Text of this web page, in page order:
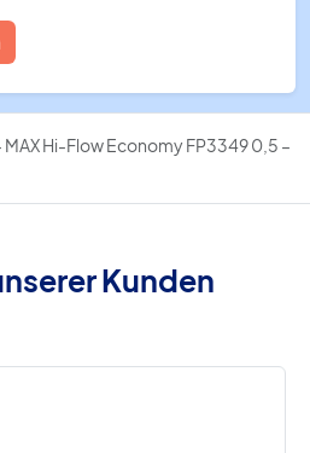
MAX Hi-Flow Economy FP3349 0,5 –
Kunden